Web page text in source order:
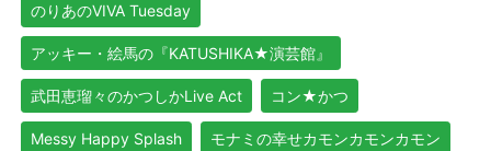
のりあのVIVA Tuesday
アッキー・絵馬の『KATUSHIKA★演芸館』
武田恵瑠々のかつしかLive Act コン★かつ
Messy Happy Splash モナミの幸せカモンカモンカモン